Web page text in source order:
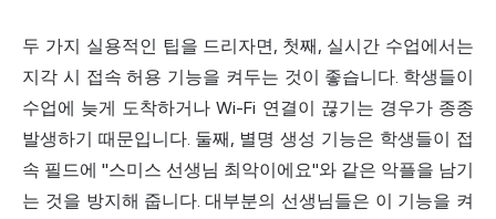
두 가지 실용적인 팁을 드리자면, 첫째, 실시간 수업에서는
지각 시 접속 허용 기능을 켜두는 것이 좋습니다. 학생들이
수업에 늦게 도착하거나 Wi-Fi 연결이 끊기는 경우가 종종
발생하기 때문입니다. 둘째, 별명 생성 기능은 학생들이 접
속 필드에 "스미스 선생님 최악이에요"와 같은 악플을 남기
는 것을 방지해 줍니다. 대부분의 선생님들은 이 기능을 켜